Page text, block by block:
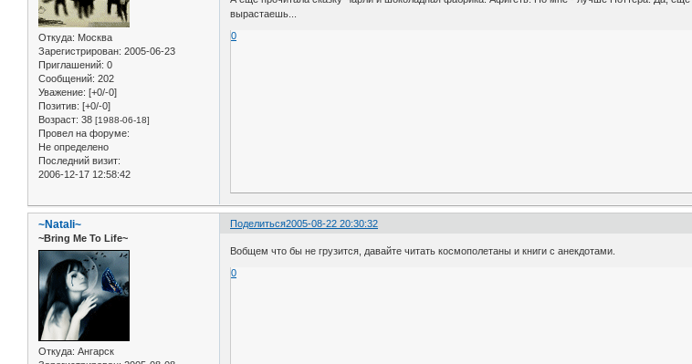
Откуда: Москва
Зарегистрирован: 2005-06-23
Приглашений: 0
Сообщений: 202
Уважение: [+0/-0]
Позитив: [+0/-0]
Возраст: 38 [1988-06-18]
Провел на форуме:
Не определено
Последний визит:
2006-12-17 12:58:42
вырастаешь...
0
Поделиться2005-08-22 20:30:32
~Natali~
~Bring Me To Life~
Откуда: Ангарск
Вобщем что бы не грузится, давайте читать космополетаны и книги с анекдотами.
0